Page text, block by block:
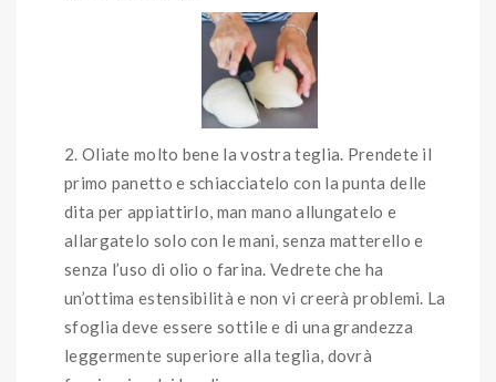
Oliate molto bene la vostra teglia. Prendete il
primo panetto e schiacciatelo con la punta delle
dita per appiattirlo, man mano allungatelo e
allargatelo solo con le mani, senza matterello e
senza l’uso di olio o farina. Vedrete che ha
un’ottima estensibilità e non vi creerà problemi. La
sfoglia deve essere sottile e di una grandezza
leggermente superiore alla teglia, dovrà